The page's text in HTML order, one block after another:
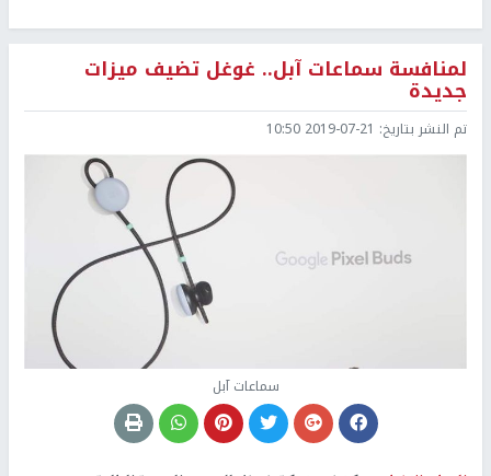
لمنافسة سماعات آبل.. غوغل تضيف ميزات
جديدة
تم النشر بتاريخ: 2019-07-21 10:50
سماعات آبل